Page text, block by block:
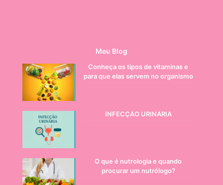
Meu Blog
Conheça os tipos de vitaminas e
para que elas servem no organismo
INFECÇÃO URINÁRIA
O que é nutrologia e quando
procurar um nutrólogo?